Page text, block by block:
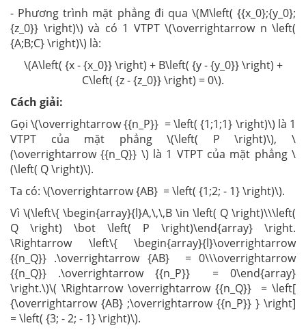
- Phương trình mặt phẳng đi qua \(M\left( {{x_0};{y_0};
{z_0}} \right)\) và có 1 VTPT \(\overrightarrow n \left(
{A;B;C} \right)\) là:
\(A\left( {x - {x_0}} \right) + B\left( {y - {y_0}} \right) +
C\left( {z - {z_0}} \right) = 0\).
Cách giải:
Gọi \(\overrightarrow {{n_P}} = \left( {1;1;1} \right)\) là 1
VTPT của mặt phẳng \(\left( P \right)\), \
(\overrightarrow {{n_Q}} \) là 1 VTPT của mặt phẳng \
(\left( Q \right)\).
Ta có: \(\overrightarrow {AB} = \left( {1;2; - 1} \right)\).
Vì \(\left\{ \begin{array}{l}A,\,\,B \in \left( Q \right)\\\left(
Q \right) \bot \left( P \right)\end{array} \right.
\Rightarrow \left\{ \begin{array}{l}\overrightarrow
{{n_Q}} .\overrightarrow {AB} = 0\\\overrightarrow
{{n_Q}} .\overrightarrow {{n_P}} = 0\end{array}
\right.\)\( \Rightarrow \overrightarrow {{n_Q}} = \left[
{\overrightarrow {AB} ;\overrightarrow {{n_P}} } \right]
= \left( {3; - 2; - 1} \right)\).